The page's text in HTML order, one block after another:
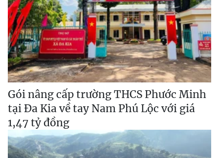
Gói nâng cấp trường THCS Phước Minh
tại Đa Kia về tay Nam Phú Lộc với giá
1,47 tỷ đồng